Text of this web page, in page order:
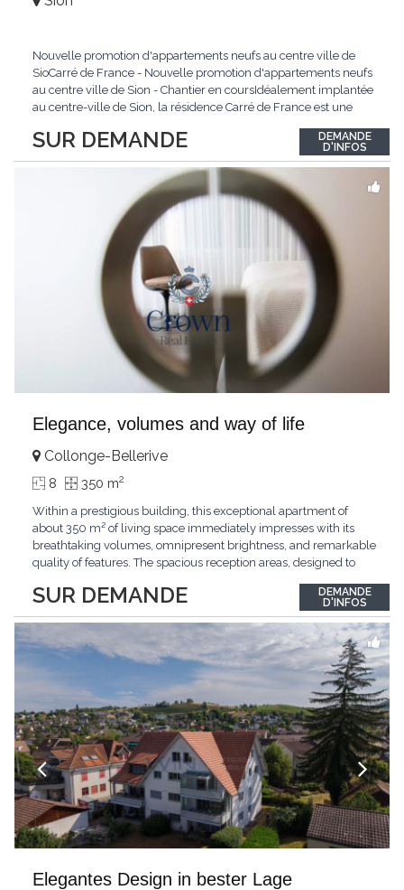
SUR DEMANDE
Nouvelle promotion d'appartements neufs au centre ville de
SioCarré de France - Nouvelle promotion d'appartements neufs
au centre ville de Sion - Chantier en coursIdéalement implantée
au centre-ville de Sion, la résidence Carré de France est une
contemporaine, qualité de vie et emplacement privilégié.Ce
projet d'envergure comprend 38...
DEMANDE
D'INFOS
Elegance, volumes and way of life
SUR DEMANDE
Collonge-Bellerive
8 350 m2
Within a prestigious building, this exceptional apartment of
about 350 m² of living space immediately impresses with its
breathtaking volumes, omnipresent brightness, and remarkable
quality of features. The spacious reception areas, designed to
outdoor spaces bathed in greenery. The bedrooms also have
direct access to the outdoors, offering...
DEMANDE
D'INFOS
Elegantes Design in bester Lage